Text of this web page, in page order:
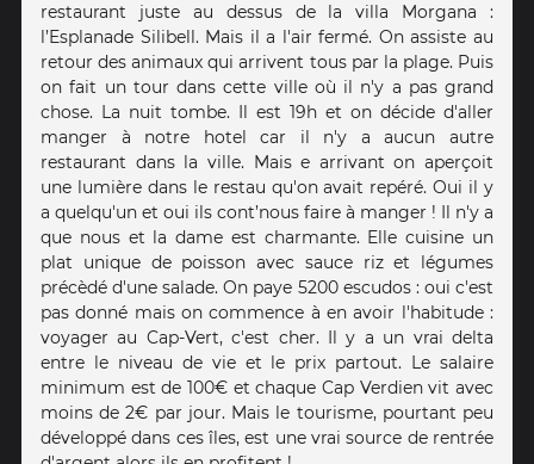
restaurant juste au dessus de la villa Morgana :
l’Esplanade Silibell. Mais il a l'air fermé. On assiste au
retour des animaux qui arrivent tous par la plage. Puis
on fait un tour dans cette ville où il n'y a pas grand
chose. La nuit tombe. Il est 19h et on décide d'aller
manger à notre hotel car il n'y a aucun autre
restaurant dans la ville. Mais e arrivant on aperçoit
une lumière dans le restau qu'on avait repéré. Oui il y
a quelqu'un et oui ils cont’nous faire à manger ! Il n'y a
que nous et la dame est charmante. Elle cuisine un
plat unique de poisson avec sauce riz et légumes
précèdé d'une salade. On paye 5200 escudos : oui c'est
pas donné mais on commence à en avoir l'habitude :
voyager au Cap-Vert, c'est cher. Il y a un vrai delta
entre le niveau de vie et le prix partout. Le salaire
minimum est de 100€ et chaque Cap Verdien vit avec
moins de 2€ par jour. Mais le tourisme, pourtant peu
développé dans ces îles, est une vrai source de rentrée